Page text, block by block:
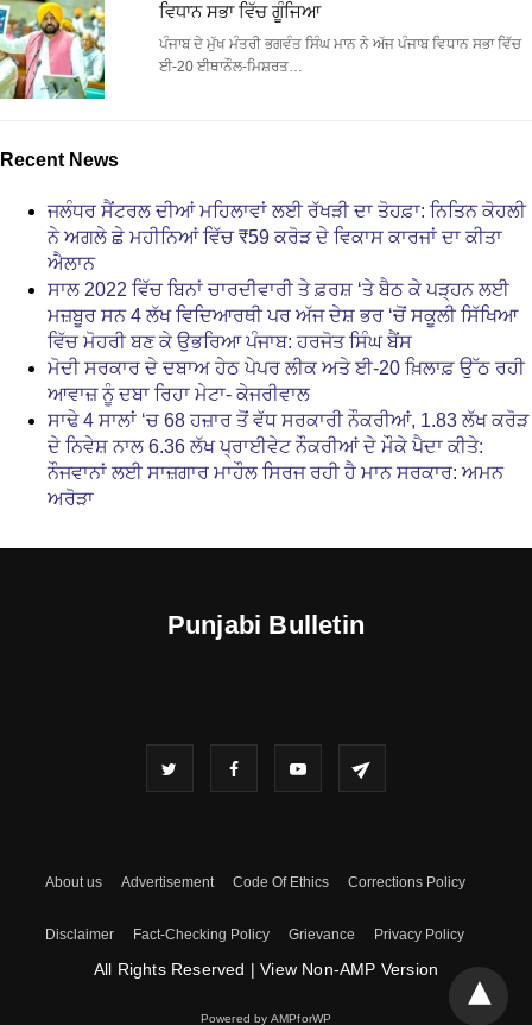
ਵਿਧਾਨ ਸਭਾ ਵਿੱਚ ਗੂੰਜਿਆ
ਪੰਜਾਬ ਦੇ ਮੁੱਖ ਮੰਤਰੀ ਭਗਵੰਤ ਸਿੰਘ ਮਾਨ ਨੇ ਅੱਜ ਪੰਜਾਬ ਵਿਧਾਨ ਸਭਾ ਵਿੱਚ
ਈ-20 ਈਥਾਨੌਲ-ਮਿਸ਼ਰਤ…
Recent News
ਜਲੰਧਰ ਸੈਂਟਰਲ ਦੀਆਂ ਮਹਿਲਾਵਾਂ ਲਈ ਰੱਖੜੀ ਦਾ ਤੋਹਫ਼ਾ: ਨਿਤਿਨ ਕੋਹਲੀ
ਨੇ ਅਗਲੇ ਛੇ ਮਹੀਨਿਆਂ ਵਿੱਚ ₹59 ਕਰੋੜ ਦੇ ਵਿਕਾਸ ਕਾਰਜਾਂ ਦਾ ਕੀਤਾ
ਐਲਾਨ
ਸਾਲ 2022 ਵਿੱਚ ਬਿਨਾਂ ਚਾਰਦੀਵਾਰੀ ਤੇ ਫ਼ਰਸ਼ ‘ਤੇ ਬੈਠ ਕੇ ਪੜ੍ਹਨ ਲਈ
ਮਜ਼ਬੂਰ ਸਨ 4 ਲੱਖ ਵਿਦਿਆਰਥੀ ਪਰ ਅੱਜ ਦੇਸ਼ ਭਰ ‘ਚੋਂ ਸਕੂਲੀ ਸਿੱਖਿਆ
ਵਿੱਚ ਮੋਹਰੀ ਬਣ ਕੇ ਉਭਰਿਆ ਪੰਜਾਬ: ਹਰਜੋਤ ਸਿੰਘ ਬੈਂਸ
ਮੋਦੀ ਸਰਕਾਰ ਦੇ ਦਬਾਅ ਹੇਠ ਪੇਪਰ ਲੀਕ ਅਤੇ ਈ-20 ਖ਼ਿਲਾਫ਼ ਉੱਠ ਰਹੀ
ਆਵਾਜ਼ ਨੂੰ ਦਬਾ ਰਿਹਾ ਮੇਟਾ- ਕੇਜਰੀਵਾਲ
ਸਾਢੇ 4 ਸਾਲਾਂ ‘ਚ 68 ਹਜ਼ਾਰ ਤੋਂ ਵੱਧ ਸਰਕਾਰੀ ਨੌਕਰੀਆਂ, 1.83 ਲੱਖ ਕਰੋੜ
ਦੇ ਨਿਵੇਸ਼ ਨਾਲ 6.36 ਲੱਖ ਪ੍ਰਾਈਵੇਟ ਨੌਕਰੀਆਂ ਦੇ ਮੌਕੇ ਪੈਦਾ ਕੀਤੇ:
ਨੌਜਵਾਨਾਂ ਲਈ ਸਾਜ਼ਗਾਰ ਮਾਹੌਲ ਸਿਰਜ ਰਹੀ ਹੈ ਮਾਨ ਸਰਕਾਰ: ਅਮਨ
ਅਰੋੜਾ
Punjabi Bulletin
About us Advertisement Code Of Ethics Corrections Policy
Disclaimer Fact-Checking Policy Grievance Privacy Policy
All Rights Reserved | View Non-AMP Version
Powered by AMPforWP